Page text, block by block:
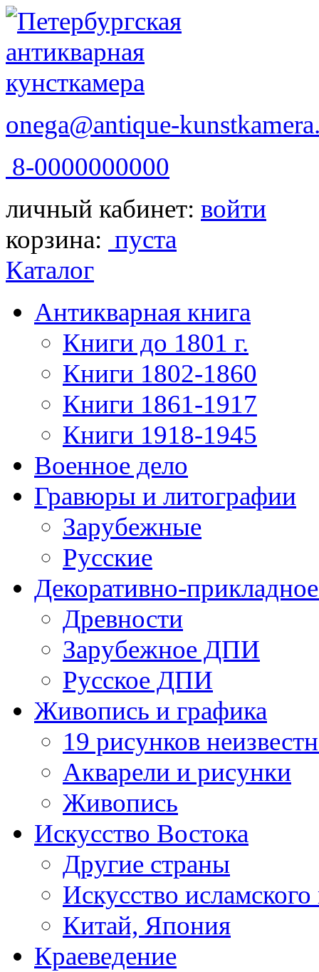
onega@antique-
8-0000000000
личный кабинет: войти
корзина: пуста
Каталог
Антикварная книга
Книги до 1801 г.
Книги 1802-1860
Книги 1861-1917
Книги 1918-1945
Военное дело
Гравюры и литографии
Зарубежные
Русские
Декоративно-
Древности
Зарубежное ДПИ
Русское ДПИ
Живопись и графика
19 рисунков
Акварели и рисунки
Живопись
Искусство Востока
Другие страны
Искусство
Китай, Япония
Краеведение